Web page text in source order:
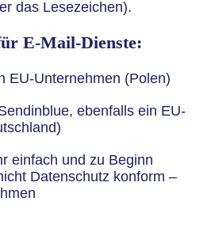
das Lesezeichen).
E-Mail-Dienste:
EU-Unternehmen (Polen)
ebenfalls ein EU-
einfach und zu Beginn
Datenschutz konform –